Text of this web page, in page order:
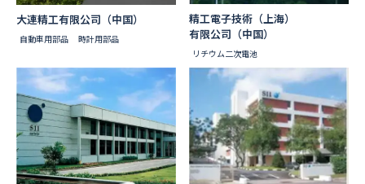
大連精工有限公司（中国）
自動車用部品 時計用部品
精工電子技術（上海）
有限公司（中国）
リチウム二次電池